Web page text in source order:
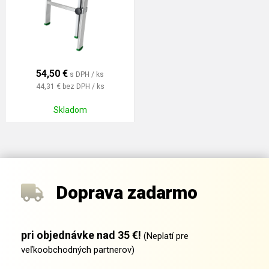
54,50 € s DPH / ks
44,31 € bez DPH / ks
Skladom
Doprava zadarmo
pri objednávke nad 35 €! (Neplatí pre
veľkoobchodných partnerov)